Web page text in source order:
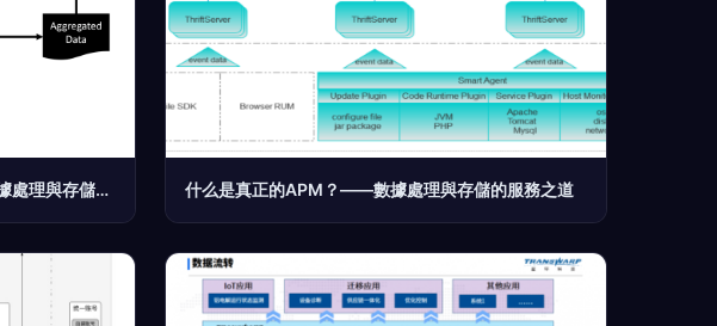
使用 .NET 5 體驗大數據和機器學習 數據處理與存儲實踐 什么是真正的APM？——數據處理與存儲的服務之道